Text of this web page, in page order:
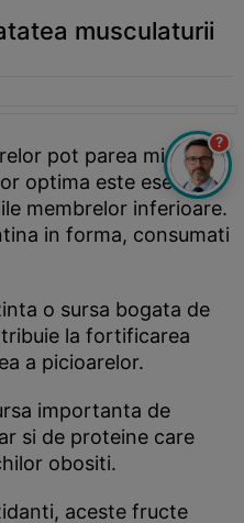
musculaturii
pot parea mici si
optima este esentiala
membrelor inferioare.
in forma, consumati
o sursa bogata de
la fortificarea
a picioarelor.
importanta de
si de proteine care
obositi.
aceste fructe
?